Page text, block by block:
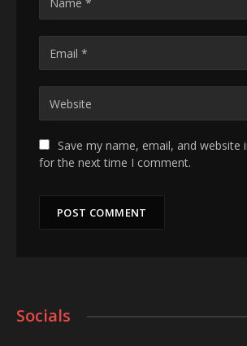
Save my name, email, and website
for the next time I comment.
Socials